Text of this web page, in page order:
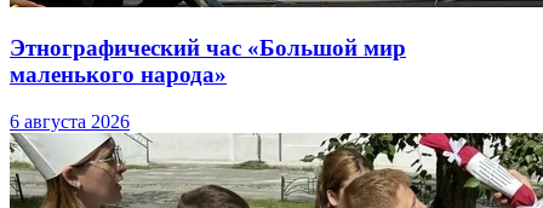
Этнографический час «Большой мир
маленького народа»
6 августа 2026